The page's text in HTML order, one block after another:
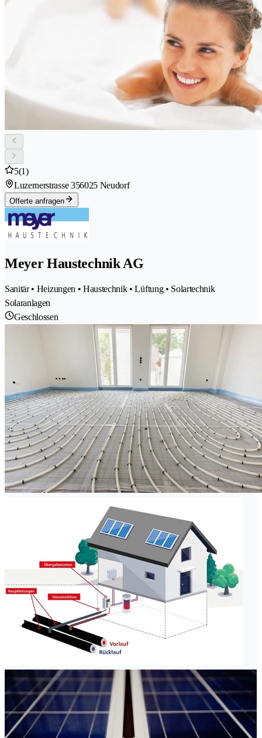
5(1)
Luzernerstrasse 356025 Neudorf
Offerte anfragen
Meyer Haustechnik AG
Sanitär • Heizungen • Haustechnik • Lüftung • Solartechnik
Solaranlagen
Geschlossen